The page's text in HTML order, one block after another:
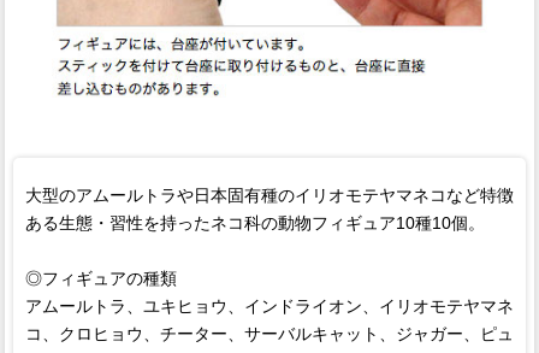
大型のアムールトラや日本固有種のイリオモテヤマネコなど特徴
ある生態・習性を持ったネコ科の動物フィギュア10種10個。
◎フィギュアの種類
アムールトラ、ユキヒョウ、インドライオン、イリオモテヤマネ
コ、クロヒョウ、チーター、サーバルキャット、ジャガー、ピュ